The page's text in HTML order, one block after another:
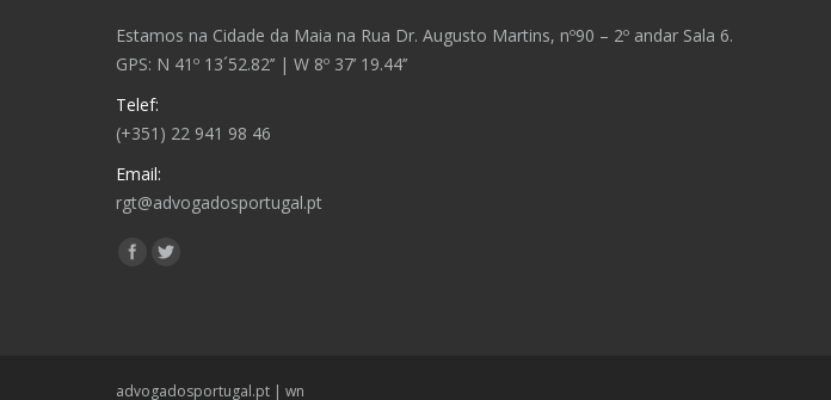
Estamos na Cidade da Maia na Rua Dr. Augusto Martins, nº90 – 2º andar Sala 6.
GPS: N 41º 13´52.82’’ | W 8º 37’ 19.44’’
Telef:
(+351) 22 941 98 46
Email:
rgt@advogadosportugal.pt
Encontre-nos em:
Facebook
Twitter
advogadosportugal.pt | wn